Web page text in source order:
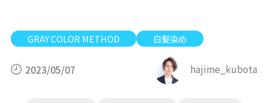
GRAY COLOR METHOD 白髪染め
2023/05/07 hajime_kubota